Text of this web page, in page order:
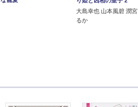
大島幸也 山本風碧 潤宮
るか